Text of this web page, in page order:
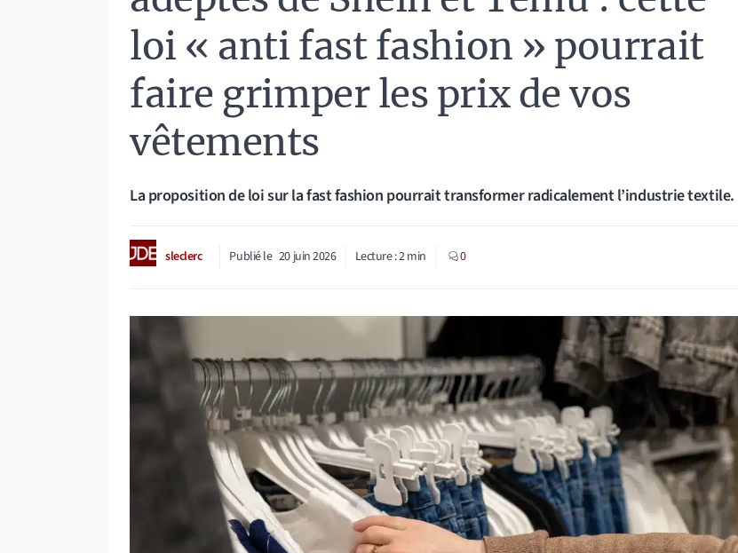
loi « anti fast fashion » pourrait
faire grimper les prix de vos
vêtements
La proposition de loi sur la fast fashion pourrait transformer radicalement l’industrie textile.
sleclerc Publié le 20 juin 2026 Lecture :2min 0